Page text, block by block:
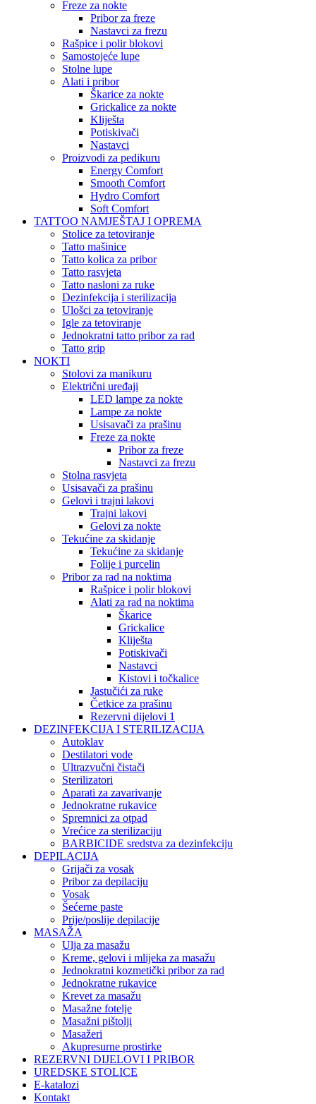
Freze za nokte
Pribor za freze
Nastavci za frezu
Rašpice i polir blokovi
Samostojeće lupe
Stolne lupe
Alati i pribor
Škarice za nokte
Grickalice za nokte
Kliješta
Potiskivači
Nastavci
Proizvodi za pedikuru
Energy Comfort
Smooth Comfort
Hydro Comfort
Soft Comfort
TATTOO NAMJEŠTAJ I OPREMA
Stolice za tetoviranje
Tatto mašinice
Tatto kolica za pribor
Tatto rasvjeta
Tatto nasloni za ruke
Dezinfekcija i sterilizacija
Ulošci za tetoviranje
Igle za tetoviranje
Jednokratni tatto pribor za rad
Tatto grip
NOKTI
Stolovi za manikuru
Električni uređaji
LED lampe za nokte
Lampe za nokte
Usisavači za prašinu
Freze za nokte
Pribor za freze
Nastavci za frezu
Stolna rasvjeta
Usisavači za prašinu
Gelovi i trajni lakovi
Trajni lakovi
Gelovi za nokte
Tekućine za skidanje
Tekućine za skidanje
Folije i purcelin
Pribor za rad na noktima
Rašpice i polir blokovi
Alati za rad na noktima
Škarice
Grickalice
Kliješta
Potiskivači
Nastavci
Kistovi i točkalice
Jastučići za ruke
Četkice za prašinu
Rezervni dijelovi 1
DEZINFEKCIJA I STERILIZACIJA
Autoklav
Destilatori vode
Ultrazvučni čistači
Sterilizatori
Aparati za zavarivanje
Jednokratne rukavice
Spremnici za otpad
Vrećice za sterilizaciju
BARBICIDE sredstva za dezinfekciju
DEPILACIJA
Grijači za vosak
Pribor za depilaciju
Vosak
Šećerne paste
Prije/poslije depilacije
MASAŽA
Ulja za masažu
Kreme, gelovi i mlijeka za masažu
Jednokratni kozmetički pribor za rad
Jednokratne rukavice
Krevet za masažu
Masažne fotelje
Masažni pištolji
Masažeri
Akupresurne prostirke
REZERVNI DIJELOVI I PRIBOR
UREDSKE STOLICE
E-katalozi
Kontakt